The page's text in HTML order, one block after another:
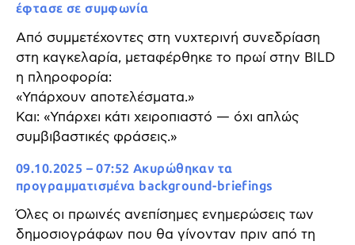
έφτασε σε συμφωνία
Από συμμετέχοντες στη νυχτερινή συνεδρίαση
στη καγκελαρία, μεταφέρθηκε το πρωί στην BILD
η πληροφορία:
«Υπάρχουν αποτελέσματα.»
Και: «Υπάρχει κάτι χειροπιαστό — όχι απλώς
συμβιβαστικές φράσεις.»
09.10.2025 – 07:52 Ακυρώθηκαν τα
προγραμματισμένα background-briefings
Όλες οι πρωινές ανεπίσημες ενημερώσεις των
δημοσιογράφων που θα γίνονταν πριν από τη